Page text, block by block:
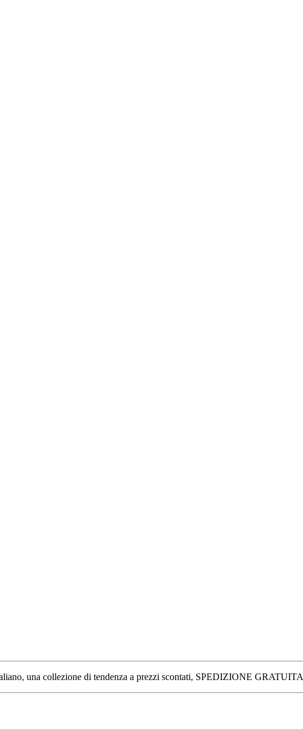
una collezione di tendenza a prezzi scontati, SPEDIZIONE GRATUITA